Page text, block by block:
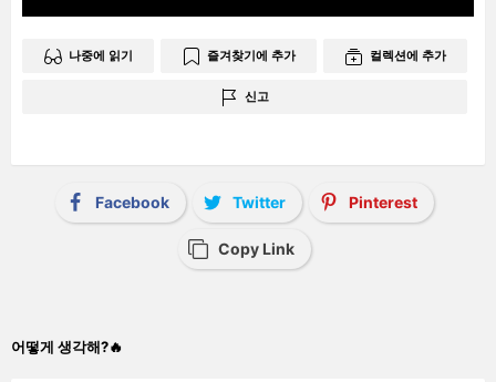
나중에 읽기 즐겨찾기에 추가 컬렉션에 추가
신고
Facebook Twitter Pinterest
Copy Link
어떻게 생각해?🔥